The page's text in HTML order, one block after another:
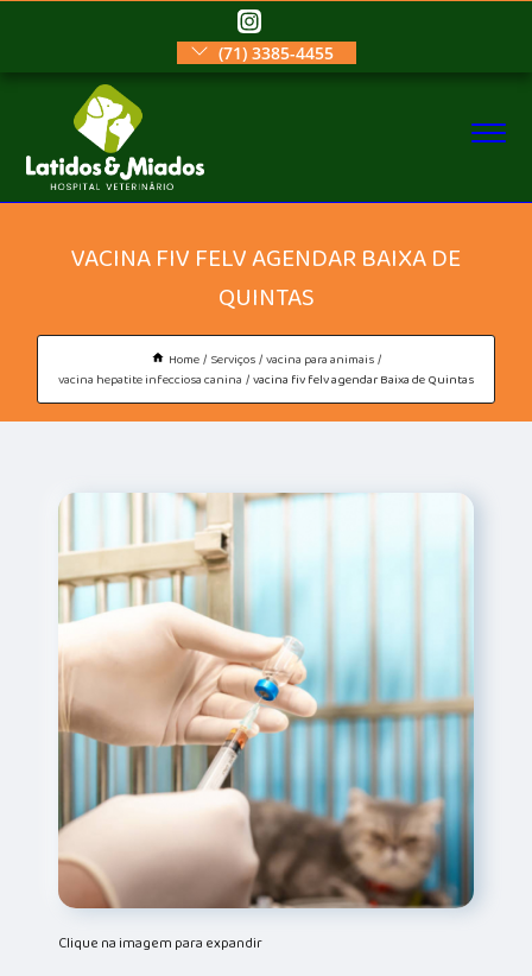
(71) 3385-4455
VACINA FIV FELV AGENDAR BAIXA DE
QUINTAS
Home Serviços vacina para animais
vacina hepatite infecciosa canina vacina fiv felv agendar Baixa de Quintas
Clique na imagem para expandir